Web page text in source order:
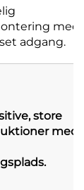
med
adgang.
store
med